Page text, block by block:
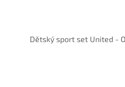
Dětský sport set United -